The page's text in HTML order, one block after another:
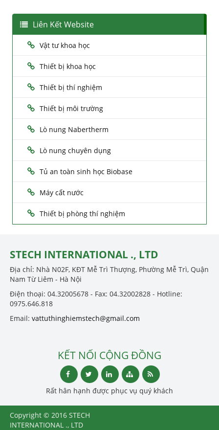
Liên Kết Website
Vật tư khoa học
Thiết bị khoa học
Thiết bị thí nghiệm
Thiết bị môi trường
Lò nung Nabertherm
Lò nung chuyên dụng
Tủ an toàn sinh học Biobase
Máy cất nước
Thiết bị phòng thí nghiệm
STECH INTERNATIONAL ., LTD
Địa chỉ: Nhà N02F, KĐT Mễ Trì Thượng, Phường Mễ Trì, Quận
Nam Từ Liêm - Hà Nội
Điện thoại: 04.32005678 - Fax: 04.32002828 - Hotline:
0975.646.818
Email: vattuthinghiemstech@gmail.com
KẾT NỐI CỘNG ĐỒNG
Rất hân hạnh được phục vụ quý khách
Copyright © 2016 STECH
INTERNATIONAL ., LTD